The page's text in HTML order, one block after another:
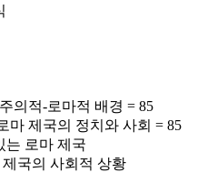
의적-로마적 배경 = 85
마 제국의 정치와 사회 = 85
는 로마 제국
국의 사회적 상황